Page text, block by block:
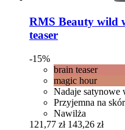
RMS Beauty wild
teaser
-15%
brain teaser
magic hour
Nadaje satynowe
Przyjemna na
Nawilża
121,77 zł 143,26 zł